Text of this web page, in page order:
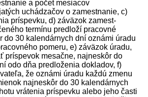
a počet mesiacov
uchádzačov o zamestnanie, c)
príspevku, d) záväzok zamest­
termínu pred­loží pracovné
do 30 kalendárnych dní oznámi úradu
pomeru, e) záväzok úradu,
príspevok mesačne, najneskôr do
odo dňa pred­loženia dokladov, f)
že oznámi úradu každú zmenu
najneskôr do 30 kalendárnych
vrátenia príspevku alebo jeho časti